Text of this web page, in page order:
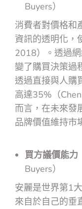
Buyers）
消費者對價格和
資訊的透明化，
2018）。透過
變了購買決策過
透過直接與人購
高達35%（
而言，在未來發
品牌價值維持市
買方議價能力
Buyers）
安麗是世界第1
來自於自己的垂